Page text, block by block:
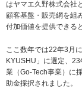
はヤマエ久野株式会社
顧客基盤・販売網を組
付加価値を提供できる
ここ数年では22年3月
KYUSHU」に選定、
業（Go-Tech事業）に
助金採択されました。